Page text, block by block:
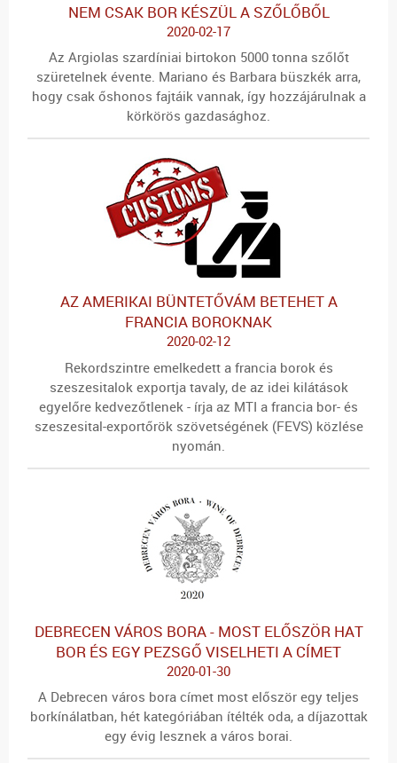
NEM CSAK BOR KÉSZÜL A SZŐLŐBŐL
2020-02-17
Az Argiolas szardíniai birtokon 5000 tonna szőlőt
szüretelnek évente. Mariano és Barbara büszkék arra,
hogy csak őshonos fajtáik vannak, így hozzájárulnak a
körkörös gazdasághoz.
AZ AMERIKAI BÜNTETŐVÁM BETEHET A
FRANCIA BOROKNAK
2020-02-12
Rekordszintre emelkedett a francia borok és
szeszesitalok exportja tavaly, de az idei kilátások
egyelőre kedvezőtlenek - írja az MTI a francia bor- és
szeszesital-exportőrök szövetségének (FEVS) közlése
nyomán.
DEBRECEN VÁROS BORA - MOST ELŐSZÖR HAT
BOR ÉS EGY PEZSGŐ VISELHETI A CÍMET
2020-01-30
A Debrecen város bora címet most először egy teljes
borkínálatban, hét kategóriában ítélték oda, a díjazottak
egy évig lesznek a város borai.